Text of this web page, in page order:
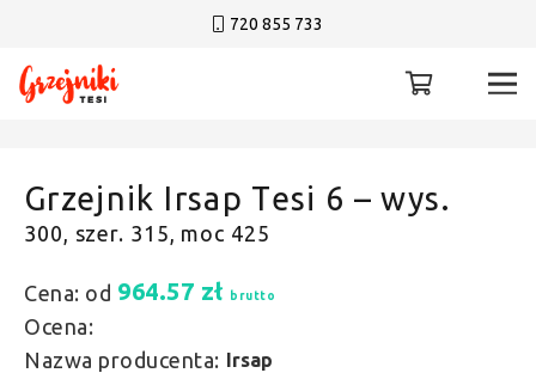
720 855 733
Grzejnik Irsap Tesi 6 – wys.
300, szer. 315, moc 425
Cena: od 964.57 zł brutto
Ocena:
Nazwa producenta: Irsap